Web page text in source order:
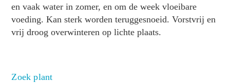
en vaak water in zomer, en om de week vloeibare
voeding. Kan sterk worden teruggesnoeid. Vorstvrij en
vrij droog overwinteren op lichte plaats.
Zoek plant